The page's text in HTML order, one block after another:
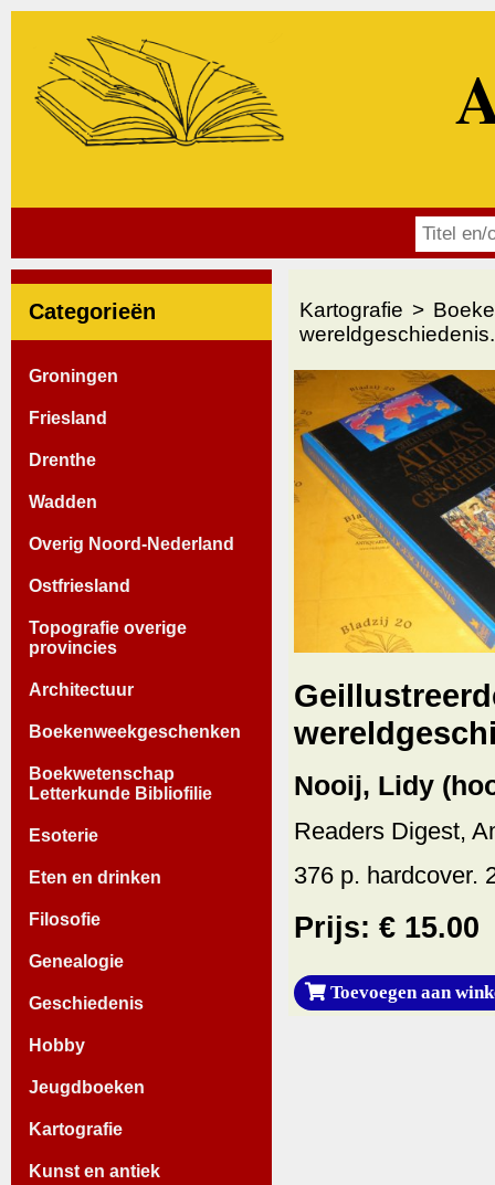
Categorieën
Groningen
Friesland
Drenthe
Wadden
Overig Noord-Nederland
Ostfriesland
Topografie overige
provincies
Architectuur
Boekenweekgeschenken
Boekwetenschap
Letterkunde Bibliofilie
Esoterie
Eten en drinken
Filosofie
Genealogie
Geschiedenis
Hobby
Jeugdboeken
Kartografie
Kunst en antiek
Kartografie
wereldgeschiedenis.
Nooij, Lidy
Readers Digest,
376 p. hardcover.
Prijs: € 15.00
Toevoegen aan